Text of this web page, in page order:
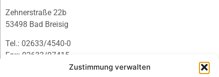
Zustimmung verwalten
Zehnerstraße 22b
53498 Bad Breisig
Tel.: 02633/4540-0
Fax: 02633/97415
infobb@blmedien.de